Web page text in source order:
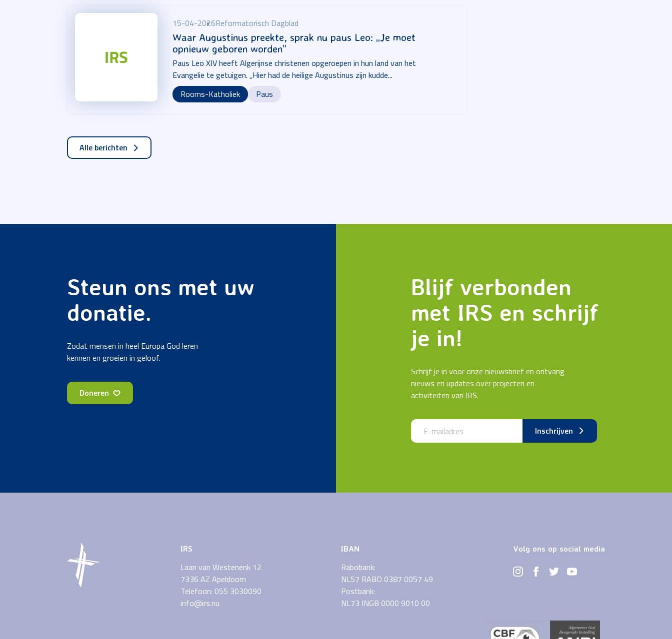
15-04-2026Reformatorisch Dagblad
Waar Augustinus preekte, sprak nu paus Leo: „Je moet
opnieuw geboren worden”
Paus Leo XIV heeft Algerijnse christenen opgeroepen in hun land van het
Evangelie te getuigen. „Hier had de heilige Augustinus zijn kudde...
Rooms-Katholiek
Paus
Alle berichten
Steun ons met uw
donatie.
Zodat mensen in heel Europa God leren
kennen en groeien in geloof.
Doneren
Blijf verbonden
met IRS en schrijf
je in!
Schrijf je in voor onze nieuwsbrief en ontvang
nieuws en updates over projecten en
activiteiten van IRS.
Call me back by fax Inschrijven
IRS
Laan van Westenenk 12
7336 AZ Apeldoorn
Telefoon: 055 3030090
info@irs.nu
IBAN
Rabobank:
NL57 RABO 0387 0057 49
Postbank:
NL73 INGB 0000 9010 00
Volg ons op social media